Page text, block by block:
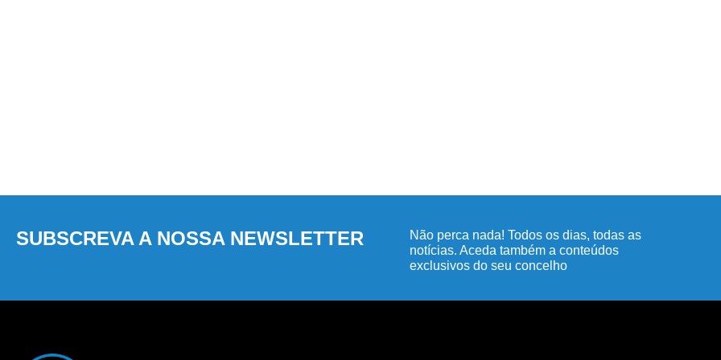
SUBSCREVA A NOSSA NEWSLETTER
Não perca nada! Todos os dias, todas as
notícias. Aceda também a conteúdos
exclusivos do seu concelho